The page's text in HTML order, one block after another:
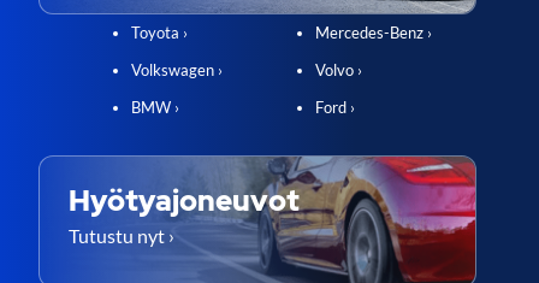
Toyota ›
Volkswagen ›
BMW ›
Mercedes-Benz ›
Volvo ›
Ford ›
Hyötyajoneuvot
Tutustu nyt ›